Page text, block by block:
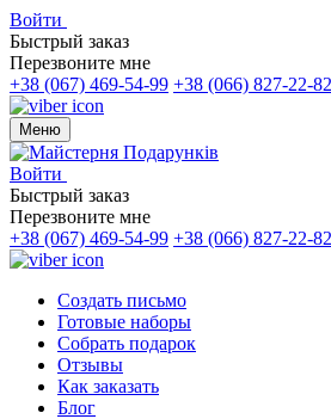
Войти
Быстрый заказ
Перезвоните мне
+38 (067) 469-54-99 +38 (066) 827-22-82
Меню
Войти
Быстрый заказ
Перезвоните мне
+38 (067) 469-54-99 +38 (066) 827-22-82
Создать письмо
Готовые наборы
Собрать подарок
Отзывы
Как заказать
Блог